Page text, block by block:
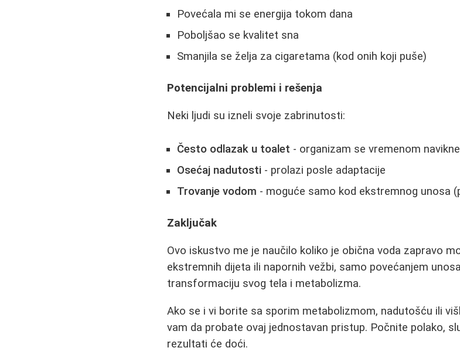
Povećala mi se energija tokom dana
Poboljšao se kvalitet sna
Smanjila se želja za cigaretama (kod onih koji puše)
Potencijalni problemi i rešenja
Neki ljudi su izneli svoje zabrinutosti:
Često odlazak u toalet - organizam se vremenom
Osećaj nadutosti - prolazi posle adaptacije
Trovanje vodom - moguće samo kod ekstremnog unosa
Zaključak
Ovo iskustvo me je naučilo koliko je obična voda zapravo
ekstremnih dijeta ili napornih vežbi, samo povećanjem
transformaciju svog tela i metabolizma.
Ako se i vi borite sa sporim metabolizmom, nadutošću ili
vam da probate ovaj jednostavan pristup. Počnite polako,
rezultati će doći.